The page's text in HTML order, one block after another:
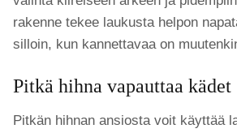
rakenne tekee laukusta helpon
silloin, kun kannettavaa on
Pitkä hihna vapauttaa kädet
Pitkän hihnan ansiosta voit käyttää